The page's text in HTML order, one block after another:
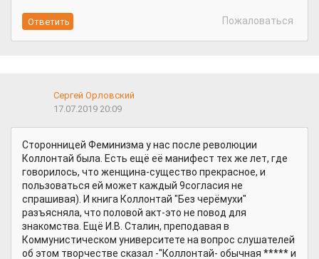
Пожаловаться
Сергей Орловский
17.07.2019 20:09
Сторонницей Феминизма у нас после революции
Коллонтай была. Есть ещё её манифест тех же лет, где
говорилось, что женщина-существо прекрасное, и
пользоваться ей может каждый 9согласия не
спрашивая). И книга Коллонтай "Без черёмухи"
разъясняла, что половой акт-это не повод для
знакомства. Ещё И.В. Сталин, преподавая в
Коммунистическом университете на вопрос слушателей
об этом творчестве сказал -"Коллонтай- обычная ***** и